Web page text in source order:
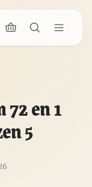
en 1
5